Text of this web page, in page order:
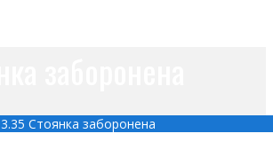
3.35 Стоянка заборонена